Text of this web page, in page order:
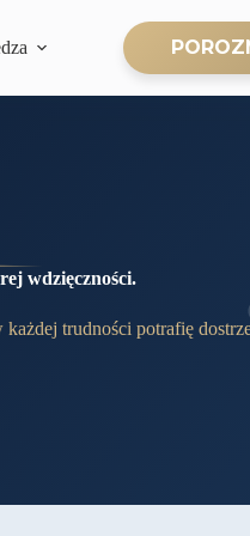
wdzięczności.
trudności potrafię